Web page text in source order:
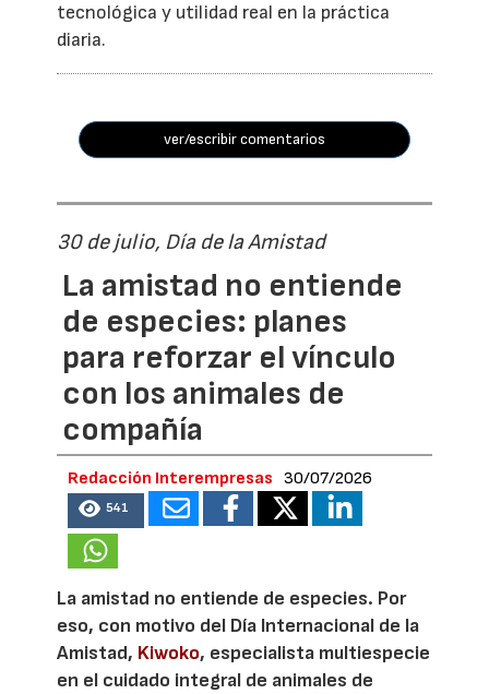
tecnológica y utilidad real en la práctica
diaria.
ver/escribir comentarios
30 de julio, Día de la Amistad
La amistad no entiende
de especies: planes
para reforzar el vínculo
con los animales de
compañía
Redacción Interempresas 30/07/2026
541
La amistad no entiende de especies. Por
eso, con motivo del Día Internacional de la
Amistad, Kiwoko, especialista multiespecie
en el cuidado integral de animales de